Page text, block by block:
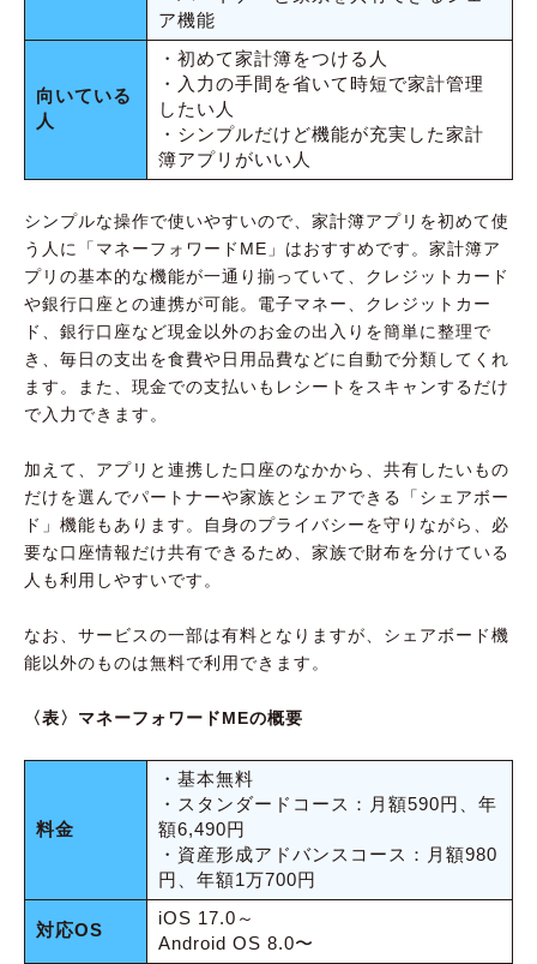
ア機能
向いている
人
・初めて家計簿をつける人
・入力の手間を省いて時短で家計管理
したい人
・シンプルだけど機能が充実した家計
簿アプリがいい人
シンプルな操作で使いやすいので、家計簿アプリを初めて使
う人に「マネーフォワードME」はおすすめです。家計簿ア
プリの基本的な機能が一通り揃っていて、クレジットカード
や銀行口座との連携が可能。電子マネー、クレジットカー
ド、銀行口座など現金以外のお金の出入りを簡単に整理で
き、毎日の支出を食費や日用品費などに自動で分類してくれ
ます。また、現金での支払いもレシートをスキャンするだけ
で入力できます。
加えて、アプリと連携した口座のなかから、共有したいもの
だけを選んでパートナーや家族とシェアできる「シェアボー
ド」機能もあります。自身のプライバシーを守りながら、必
要な口座情報だけ共有できるため、家族で財布を分けている
人も利用しやすいです。
なお、サービスの一部は有料となりますが、シェアボード機
能以外のものは無料で利用できます。
〈表〉マネーフォワードMEの概要
料金
・基本無料
・スタンダードコース：月額590円、年
額6,490円
・資産形成アドバンスコース：月額980
円、年額1万700円
対応OS
iOS 17.0～
Android OS 8.0〜